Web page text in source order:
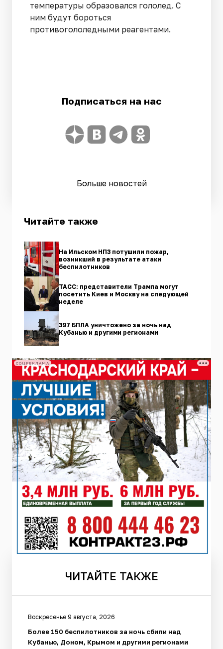
температуры образовался гололед. С
ним будут бороться
противогололедными реагентами.
Подписаться на нас
Больше новостей
Читайте также
На Ильском НПЗ потушили пожар,
возникший в результате атаки
беспилотников
ТАСС: представители Трампа могут
посетить Киев и Москву на следующей
неделе
397 БПЛА уничтожено за ночь над
Кубанью и другими регионами
СОЦРЕКЛАМА
ЧИТАЙТЕ ТАКЖЕ
Воскресенье 9 августа, 2026
Более 150 беспилотников за ночь сбили над
Кубанью, Доном, Крымом и другими регионами